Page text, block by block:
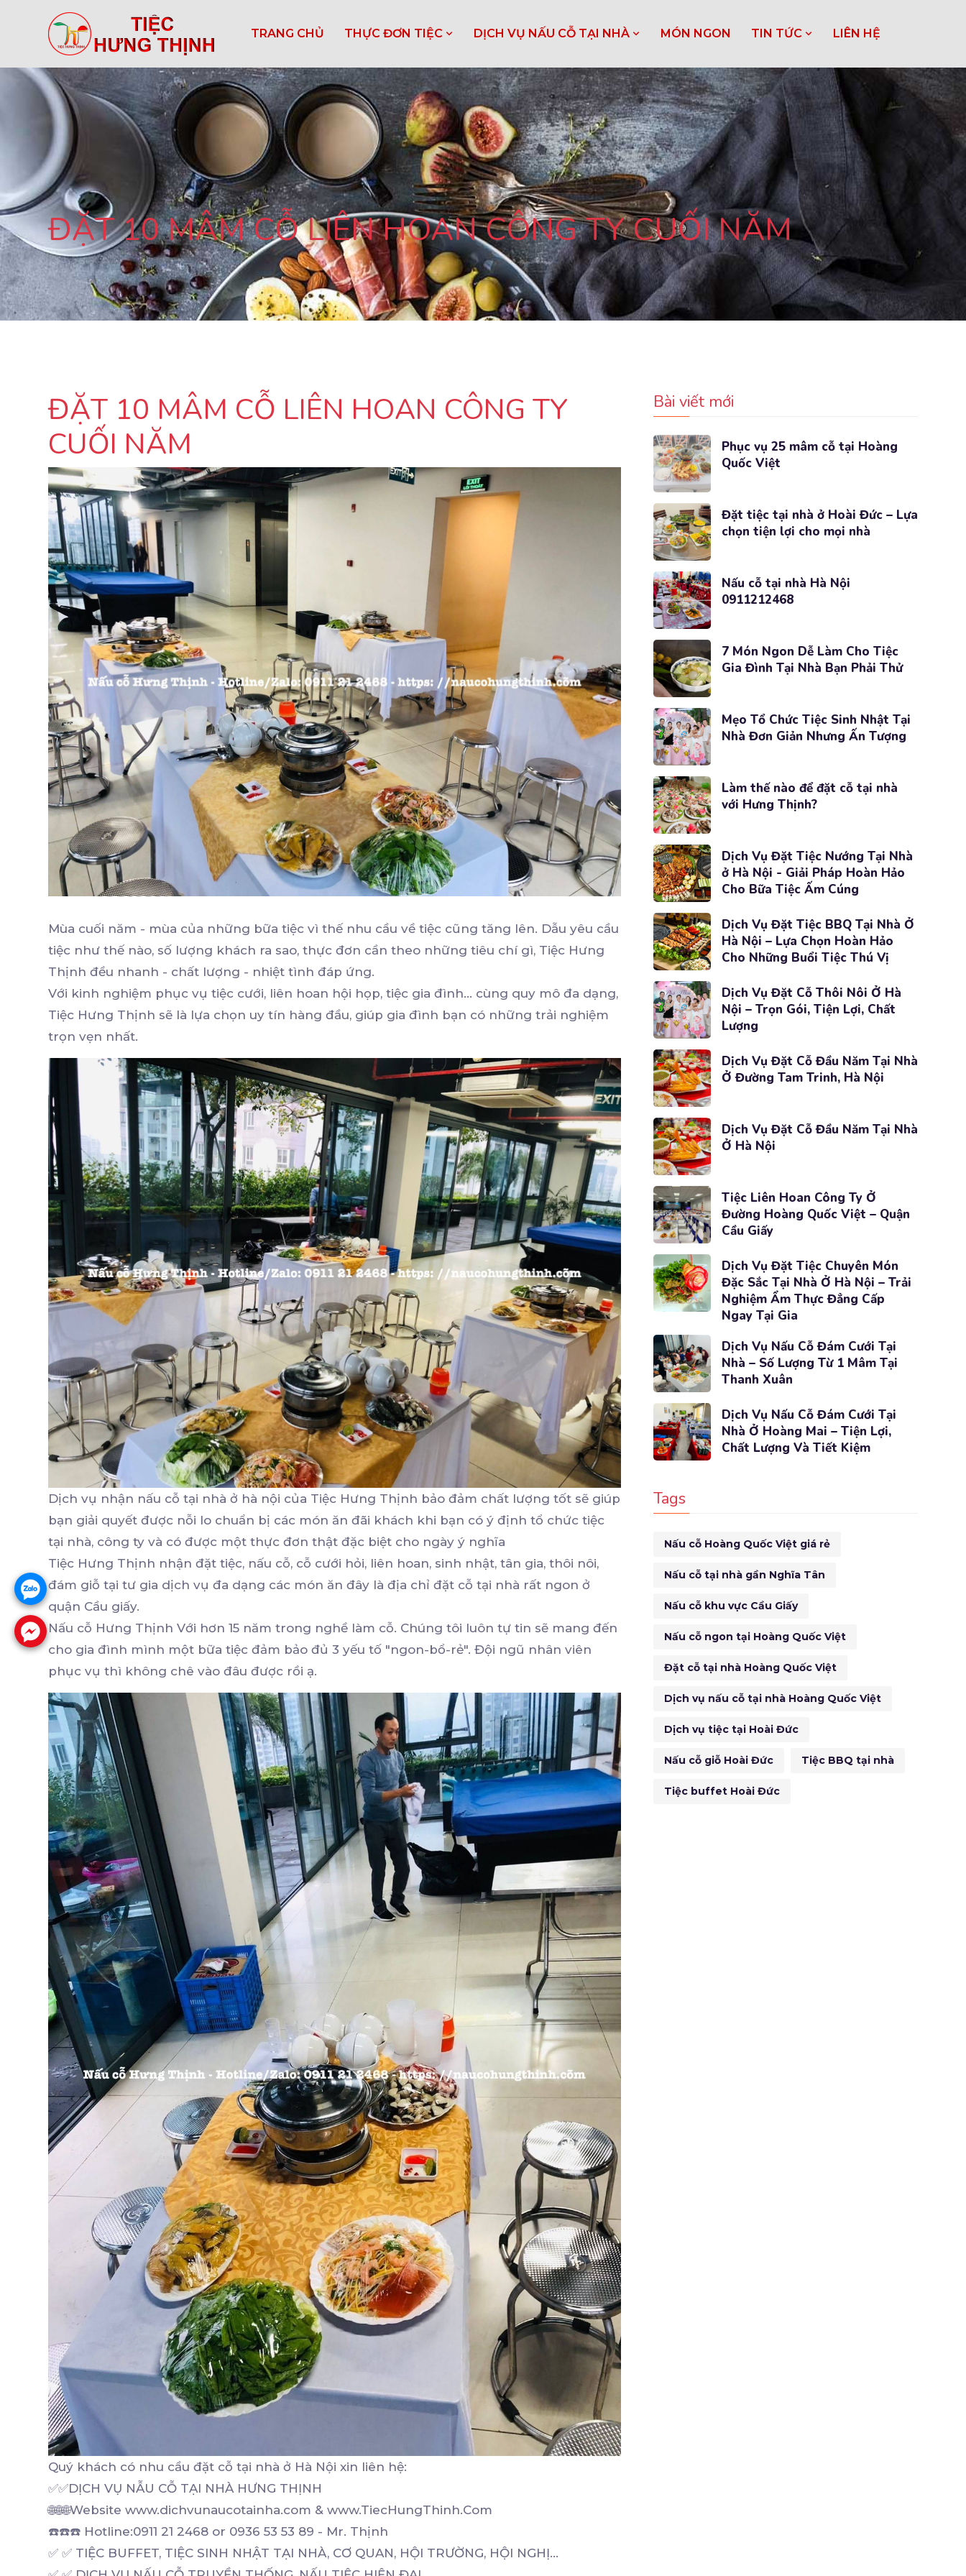
TRANG CHỦ THỰC ĐƠN TIỆC DỊCH VỤ NẤU CỖ TẠI NHÀ MÓN NGON TIN TỨC LIÊN HỆ
ĐẶT 10 MÂM CỖ LIÊN HOAN CÔNG TY CUỐI NĂM
ĐẶT 10 MÂM CỖ LIÊN HOAN CÔNG TY
CUỐI NĂM
Mùa cuối năm - mùa của những bữa tiệc vì thế nhu cầu về tiệc cũng tăng lên. Dẫu yêu cầu
tiệc như thế nào, số lượng khách ra sao, thực đơn cần theo những tiêu chí gì, Tiệc Hưng
Thịnh đều nhanh - chất lượng - nhiệt tình đáp ứng.
Với kinh nghiệm phục vụ tiệc cưới, liên hoan hội họp, tiệc gia đình... cùng quy mô đa dạng,
Tiệc Hưng Thịnh sẽ là lựa chọn uy tín hàng đầu, giúp gia đình bạn có những trải nghiệm
trọn vẹn nhất.
Dịch vụ nhận nấu cỗ tại nhà ở hà nội của Tiệc Hưng Thịnh bảo đảm chất lượng tốt sẽ giúp
bạn giải quyết được nỗi lo chuẩn bị các món ăn đãi khách khi bạn có ý định tổ chức tiệc
tại nhà, công ty và có được một thực đơn thật đặc biệt cho ngày ý nghĩa
Tiệc Hưng Thịnh nhận đặt tiệc, nấu cỗ, cỗ cưới hỏi, liên hoan, sinh nhật, tân gia, thôi nôi,
đám giỗ tại tư gia dịch vụ đa dạng các món ăn đây là địa chỉ đặt cỗ tại nhà rất ngon ở
quận Cầu giấy.
Nấu cỗ Hưng Thịnh Với hơn 15 năm trong nghề làm cỗ. Chúng tôi luôn tự tin sẽ mang đến
cho gia đình mình một bữa tiệc đảm bảo đủ 3 yếu tố "ngon-bổ-rẻ". Đội ngũ nhân viên
phục vụ thì không chê vào đâu được rồi ạ.
Quý khách có nhu cầu đặt cỗ tại nhà ở Hà Nội xin liên hệ:
✅✅DỊCH VỤ NẪU CỖ TẠI NHÀ HƯNG THỊNH
🌐🌐🌐Website www.dichvunaucotainha.com & www.TiecHungThinh.Com
☎️☎️☎️ Hotline:0911 21 2468 or 0936 53 53 89 - Mr. Thịnh
✅ ✅ TIỆC BUFFET, TIỆC SINH NHẬT TẠI NHÀ, CƠ QUAN, HỘI TRƯỜNG, HỘI NGHỊ...
Bài viết mới
Phục vụ 25 mâm cỗ tại Hoàng
Quốc Việt
Đặt tiệc tại nhà ở Hoài Đức – Lựa
chọn tiện lợi cho mọi nhà
Nấu cỗ tại nhà Hà Nội
0911212468
7 Món Ngon Dễ Làm Cho Tiệc
Gia Đình Tại Nhà Bạn Phải Thử
Mẹo Tổ Chức Tiệc Sinh Nhật Tại
Nhà Đơn Giản Nhưng Ấn Tượng
Làm thế nào để đặt cỗ tại nhà
với Hưng Thịnh?
Dịch Vụ Đặt Tiệc Nướng Tại Nhà
ở Hà Nội - Giải Pháp Hoàn Hảo
Cho Bữa Tiệc Ấm Cúng
Dịch Vụ Đặt Tiệc BBQ Tại Nhà Ở
Hà Nội – Lựa Chọn Hoàn Hảo
Cho Những Buổi Tiệc Thú Vị
Dịch Vụ Đặt Cỗ Thôi Nôi Ở Hà
Nội – Trọn Gói, Tiện Lợi, Chất
Lượng
Dịch Vụ Đặt Cỗ Đầu Năm Tại Nhà
Ở Đường Tam Trinh, Hà Nội
Dịch Vụ Đặt Cỗ Đầu Năm Tại Nhà
Ở Hà Nội
Tiệc Liên Hoan Công Ty Ở
Đường Hoàng Quốc Việt – Quận
Cầu Giấy
Dịch Vụ Đặt Tiệc Chuyên Món
Đặc Sắc Tại Nhà Ở Hà Nội – Trải
Nghiệm Ẩm Thực Đẳng Cấp
Ngay Tại Gia
Dịch Vụ Nấu Cỗ Đám Cưới Tại
Nhà – Số Lượng Từ 1 Mâm Tại
Thanh Xuân
Dịch Vụ Nấu Cỗ Đám Cưới Tại
Nhà Ở Hoàng Mai – Tiện Lợi,
Chất Lượng Và Tiết Kiệm
Tags
Nấu cỗ Hoàng Quốc Việt giá rẻ
Nấu cỗ tại nhà gần Nghĩa Tân
Nấu cỗ khu vực Cầu Giấy
Nấu cỗ ngon tại Hoàng Quốc Việt
Đặt cỗ tại nhà Hoàng Quốc Việt
Dịch vụ nấu cỗ tại nhà Hoàng Quốc Việt
Dịch vụ tiệc tại Hoài Đức
Nấu cỗ giỗ Hoài Đức Tiệc BBQ tại nhà
Tiệc buffet Hoài Đức